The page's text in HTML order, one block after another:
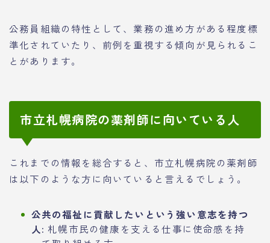
公務員組織の特性として、業務の進め方がある程度標
準化されていたり、前例を重視する傾向が見られるこ
とがあります。
市立札幌病院の薬剤師に向いている人
これまでの情報を総合すると、市立札幌病院の薬剤師
は以下のような方に向いていると言えるでしょう。
公共の福祉に貢献したいという強い意志を持つ
人: 札幌市民の健康を支える仕事に使命感を持